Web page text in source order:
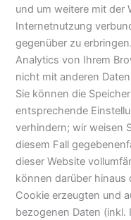
und um weitere mit der
Internetnutzung
gegenüber zu
Analytics von Ihrem
nicht mit anderen
Sie können die
entsprechende
verhindern; wir weisen
diesem Fall
dieser Website
können darüber hinaus
Cookie erzeugten und
bezogenen Daten (inkl.